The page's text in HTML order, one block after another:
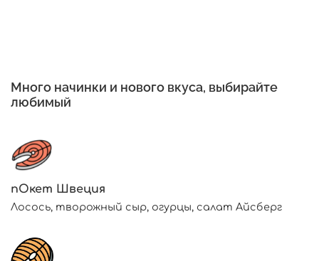
Много начинки и нового вкуса, выбирайте
любимый
пОкет Швеция
Лосось, творожный сыр, огурцы, салат Айсберг